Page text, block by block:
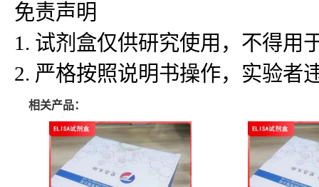
免责声明
1. 试剂盒仅供研究使用，不得用
2. 严格按照说明书操作，实验者
相关产品：